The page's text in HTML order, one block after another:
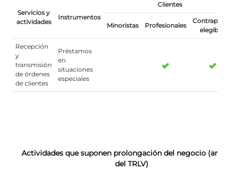
Servicios y
actividades
Instrumentos
Clientes
Minoristas Profesionales
elegibles
Recepción
y
transmisión
de órdenes
de clientes
Préstamos
en
situaciones
especiales
Actividades que suponen prolongación del negocio (art.
del TRLV)